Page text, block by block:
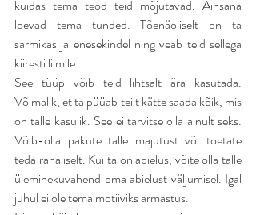
kuidas tema teod teid mõjutavad. Ainsana
loevad tema tunded. Tõenäoliselt on ta
sarmikas ja enesekindel ning veab teid sellega
kiiresti liimile.
See tüüp võib teid lihtsalt ära kasutada.
Võimalik, et ta püüab teilt kätte saada kõik, mis
on talle kasulik. See ei tarvitse olla ainult seks.
Võib-olla pakute talle majutust või toetate
teda rahaliselt. Kui ta on abielus, võite olla talle
üleminekuvahend oma abielust väljumisel. Igal
juhul ei ole tema motiiviks armastus.